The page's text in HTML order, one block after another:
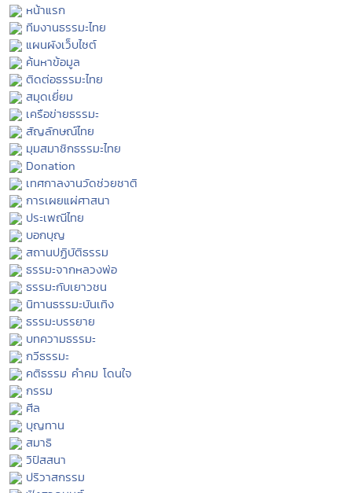
หน้าแรก
ทีมงานธรรมะไทย
แผนผังเว็บไซต์
ค้นหาข้อมูล
ติดต่อธรรมะไทย
สมุดเยี่ยม
เครือข่ายธรรมะ
สัญลักษณ์ไทย
มุมสมาชิกธรรมะไทย
Donation
เทศกาลงานวัดช่วยชาติ
การเผยแผ่ศาสนา
ประเพณีไทย
บอกบุญ
สถานปฏิบัติธรรม
ธรรมะจากหลวงพ่อ
ธรรมะกับเยาวชน
นิทานธรรมะบันเทิง
ธรรมะบรรยาย
บทความธรรมะ
กวีธรรมะ
คติธรรม คำคม โดนใจ
กรรม
ศีล
บุญทาน
สมาธิ
วิปัสสนา
ปริวาสกรรม